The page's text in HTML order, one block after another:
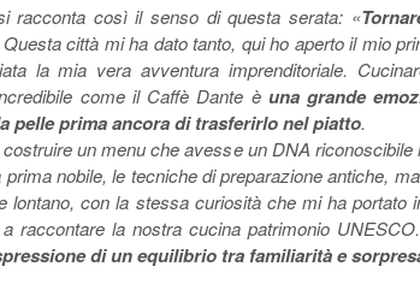
racconta così il senso di questa serata: «
città mi ha dato tanto, qui ho aperto il mio
la mia vera avventura imprenditoriale.
come il Caffè Dante è una grande
pelle prima ancora di trasferirlo nel piatto.
un menu che avesse un DNA riconoscibile
prima nobile, le tecniche di preparazione antiche,
lontano, con la stessa curiosità che mi ha portato
raccontare la nostra cucina patrimonio
di un equilibrio tra familiarità e